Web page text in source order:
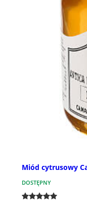
Miód cytrusowy
DOSTĘPNY